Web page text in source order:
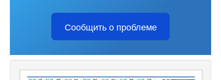
Сообщить о проблеме